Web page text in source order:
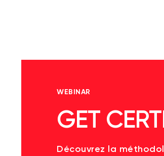
WEBINAR
GET
Découvrez la